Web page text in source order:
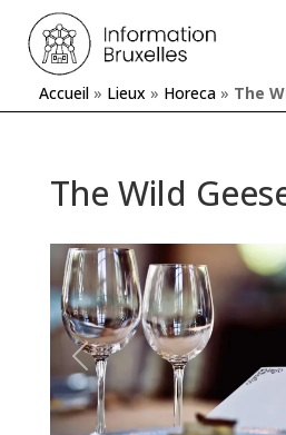
Accueil » Lieux » Horeca » The
The Wild
Précédente